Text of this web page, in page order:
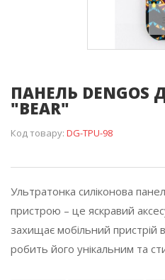
ПАНЕЛЬ DENGOS
"BEAR"
Код товару: DG-TPU-98
Ультратонка силіконова
пристрою – це яскравий
захищає мобільний пристрій
робить його унікальним та